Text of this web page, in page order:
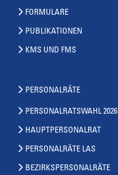
FORMULARE
PUBLIKATIONEN
KMS UND FMS
PERSONALRÄTE
PERSONALRATSWAHL 2026
HAUPTPERSONALRAT
PERSONALRÄTE LAS
BEZIRKSPERSONALRÄTE